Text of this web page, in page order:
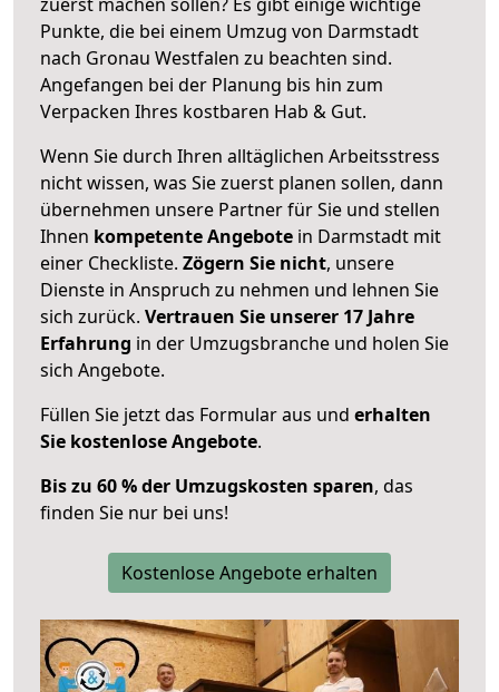
Punkte, die bei einem Umzug von Darmstadt
nach Gronau Westfalen zu beachten sind.
Angefangen bei der Planung bis hin zum
Verpacken Ihres kostbaren Hab & Gut.
Wenn Sie durch Ihren alltäglichen Arbeitsstress
nicht wissen, was Sie zuerst planen sollen, dann
übernehmen unsere Partner für Sie und stellen
Ihnen kompetente Angebote in Darmstadt mit
einer Checkliste. Zögern Sie nicht, unsere
Dienste in Anspruch zu nehmen und lehnen Sie
sich zurück. Vertrauen Sie unserer 17 Jahre
Erfahrung in der Umzugsbranche und holen Sie
sich Angebote.
Füllen Sie jetzt das Formular aus und erhalten
Sie kostenlose Angebote.
Bis zu 60 % der Umzugskosten sparen, das
finden Sie nur bei uns!
Kostenlose Angebote erhalten